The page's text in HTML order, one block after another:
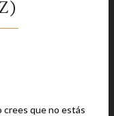
crees que no estás